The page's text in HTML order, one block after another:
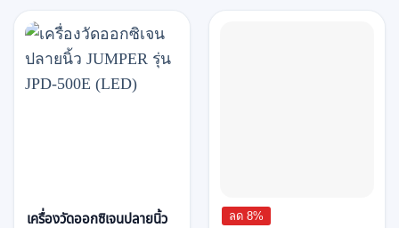
เครื่องวัดออกซิเจนปลายนิ้ว
ลด 8%